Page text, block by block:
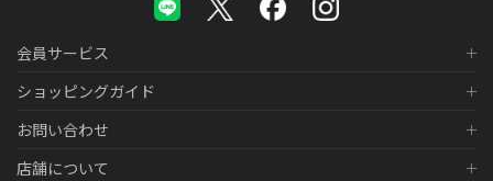
会員サービス
ショッピングガイド
お問い合わせ
店舗について